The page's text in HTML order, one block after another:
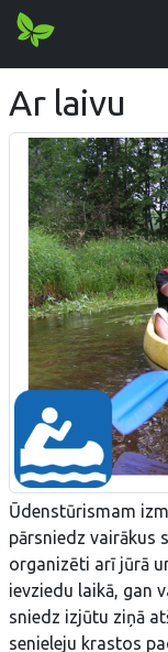
Ar laivu
Ūdenstūrismam
pārsniedz vairākus
organizēti arī jūrā
ievziedu laikā, gan
sniedz izjūtu ziņā
senieleju krastos